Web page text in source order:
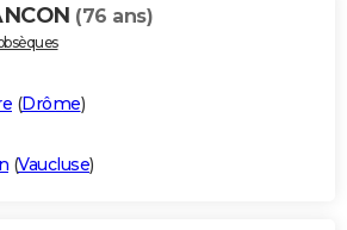
(76 ans)
(Drôme)
(Vaucluse)